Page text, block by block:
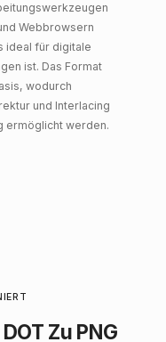
Webbrowsern
ideal für digitale
ist. Das Format
wodurch
und Interlacing
ermöglicht werden.
Zu PNG